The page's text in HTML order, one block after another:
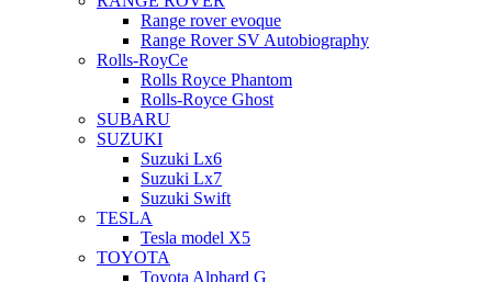
Range rover evoque
Range Rover SV Autobiography
Rolls-RoyCe
Rolls Royce Phantom
Rolls-Royce Ghost
SUBARU
SUZUKI
Suzuki Lx6
Suzuki Lx7
Suzuki Swift
TESLA
Tesla model X5
TOYOTA
Toyota Alphard G